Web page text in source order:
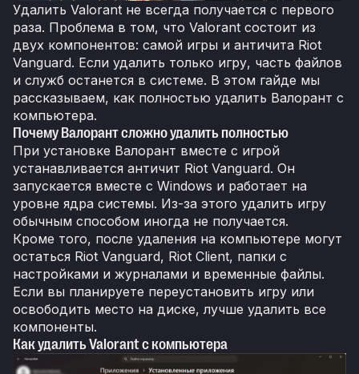
Удалить Valorant не всегда получается с первого
раза. Проблема в том, что Valorant состоит из
двух компонентов: самой игры и античита Riot
Vanguard. Если удалить только игру, часть файлов
и служб останется в системе. В этом гайде мы
рассказываем, как полностью удалить Валорант с
компьютера.
Почему Валорант сложно удалить полностью
При установке Валорант вместе с игрой
устанавливается античит Riot Vanguard. Он
запускается вместе с Windows и работает на
уровне ядра системы. Из-за этого удалить игру
обычным способом иногда не получается.
Кроме того, после удаления на компьютере могут
остаться Riot Vanguard, Riot Client, папки с
настройками и журналами и временные файлы.
Если вы планируете переустановить игру или
освободить место на диске, лучше удалить все
компоненты.
Как удалить Valorant с компьютера